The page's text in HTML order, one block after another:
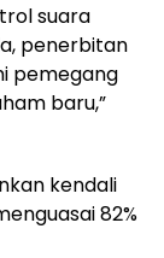
suara
penerbitan
pemegang
baru,”
kendali
82%